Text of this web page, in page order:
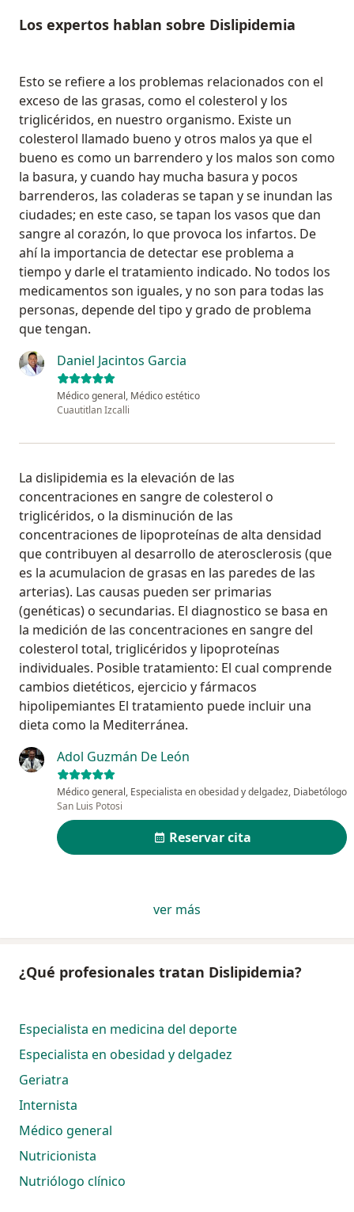
Los expertos hablan sobre Dislipidemia
Esto se refiere a los problemas relacionados con el
exceso de las grasas, como el colesterol y los
triglicéridos, en nuestro organismo. Existe un
colesterol llamado bueno y otros malos ya que el
bueno es como un barrendero y los malos son como
la basura, y cuando hay mucha basura y pocos
barrenderos, las coladeras se tapan y se inundan las
ciudades; en este caso, se tapan los vasos que dan
sangre al corazón, lo que provoca los infartos. De
ahí la importancia de detectar ese problema a
tiempo y darle el tratamiento indicado. No todos los
medicamentos son iguales, y no son para todas las
personas, depende del tipo y grado de problema
que tengan.
Daniel Jacintos Garcia
Médico general, Médico estético
Cuautitlan Izcalli
La dislipidemia es la elevación de las
concentraciones en sangre de colesterol o
triglicéridos, o la disminución de las
concentraciones de lipoproteínas de alta densidad
que contribuyen al desarrollo de aterosclerosis (que
es la acumulacion de grasas en las paredes de las
arterias). Las causas pueden ser primarias
(genéticas) o secundarias. El diagnostico se basa en
la medición de las concentraciones en sangre del
colesterol total, triglicéridos y lipoproteínas
individuales. Posible tratamiento: El cual comprende
cambios dietéticos, ejercicio y fármacos
hipolipemiantes El tratamiento puede incluir una
dieta como la Mediterránea.
Adol Guzmán De León
Médico general, Especialista en obesidad y delgadez, Diabetólogo
San Luis Potosi
Reservar cita
ver más
¿Qué profesionales tratan Dislipidemia?
Especialista en medicina del deporte
Especialista en obesidad y delgadez
Geriatra
Internista
Médico general
Nutricionista
Nutriólogo clínico